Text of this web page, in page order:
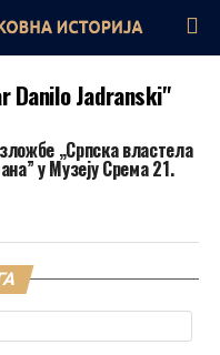
Danilo Jadranski"
„Српска властела
у Музеју Срема 21.